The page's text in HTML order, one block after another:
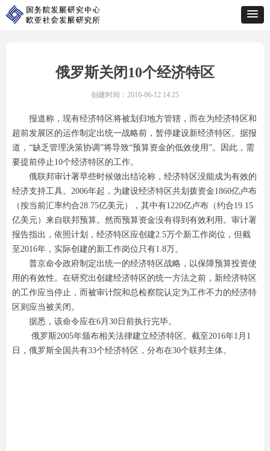
俄罗斯关闭10个经济特区
报道称，现有经济特区将被划归地方管辖，而在为经济特区和
超前发展区的运作制定出统一战略前，暂停建设新经济特区。据报
道，“缺乏管理决策协调”将导致“预算资金的低效使用”。因此，需
要提前停止10个经济特区的工作。
俄联邦审计署早些时候做出结论称，经济特区没能成为有效的
经济支持工具。2006年起，为建设经济特区共划拨资金1860亿卢布
（按当前汇率约合28.75亿美元），其中有1220亿卢布（约合19.15
亿美元）来自联邦预算。然而预算资金没有得到有效利用。审计署
报告指出，依照计划，经济特区应创建2.5万个新工作岗位，但截
至2016年，实际创建的新工作岗位只有1.8万。
普京命令政府制定出统一的经济特区战略，以保障预算投资使
用的有效性。在研究出创建经济特区的统一方法之前，新经济特区
的工作应当停止，而被审计院和总检察院认定为工作不力的经济特
区则应当被关闭。
据悉，该命令应在6月30日前执行完毕。
俄罗斯2005年颁布相关法律建立经济特区。截至2016年1月1
日，俄罗斯全国共有33个经济特区，分布在30个联邦主体。
创建时间： 2016-06-12 14:25